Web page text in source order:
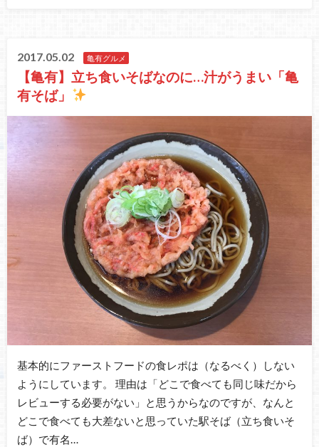
2017.05.02 亀有グルメ
【亀有】立ち食いそばなのに…汁がうまい「亀
有そば」
基本的にファーストフードの食レポは（なるべく）しない
ようにしています。 理由は「どこで食べても同じ味だから
レビューする必要がない」と思うからなのですが、なんと
どこで食べても大差ないと思っていた駅そば（立ち食いそ
ば）で有名…